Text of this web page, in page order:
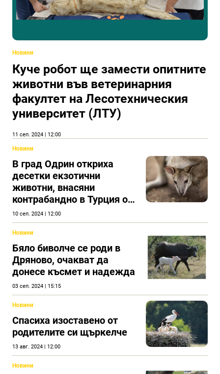
Новини
Куче робот ще замести опитните
животни във ветеринарния
факултет на Лесотехническия
университет (ЛТУ)
11 сеп. 2024 | 12:00
Новини
В град Одрин откриха
десетки екзотични
животни, внасяни
контрабандно в Турция от
Гърция.
10 сеп. 2024 | 12:00
Новини
Бяло биволче се роди в
Дряново, очакват да
донесе късмет и надежда
03 сеп. 2024 | 15:15
Новини
Спасиха изоставено от
родителите си щъркелче
13 авг. 2024 | 12:00
Новини